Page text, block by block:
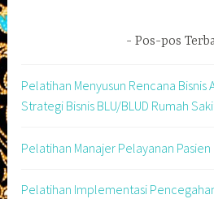
Pos-pos
Pelatihan Menyusun Rencana Bisnis
Strategi Bisnis BLU/BLUD Rumah
Pelatihan Manajer Pelayanan Pasien
Pelatihan Implementasi